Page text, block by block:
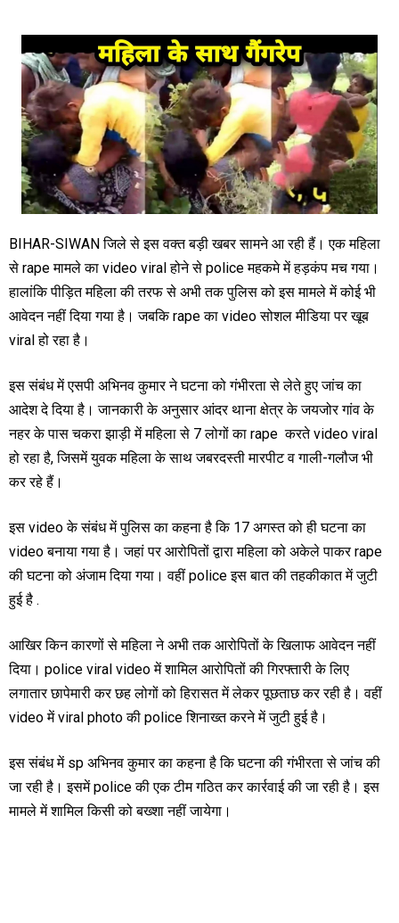
BIHAR-SIWAN जिले से इस वक्त बड़ी खबर सामने आ रही हैं। एक महिला
से rape मामले का video viral होने से police महकमे में हड़कंप मच गया।
हालांकि पीड़ित महिला की तरफ से अभी तक पुलिस को इस मामले में कोई भी
आवेदन नहीं दिया गया है। जबकि rape का video सोशल मीडिया पर खूब
viral हो रहा है।
इस संबंध में एसपी अभिनव कुमार ने घटना को गंभीरता से लेते हुए जांच का
आदेश दे दिया है। जानकारी के अनुसार आंदर थाना क्षेत्र के जयजोर गांव के
नहर के पास चकरा झाड़ी में महिला से 7 लोगों का rape करते video viral
हो रहा है, जिसमें युवक महिला के साथ जबरदस्ती मारपीट व गाली-गलौज भी
कर रहे हैं।
इस video के संबंध में पुलिस का कहना है कि 17 अगस्त को ही घटना का
video बनाया गया है। जहां पर आरोपितों द्वारा महिला को अकेले पाकर rape
की घटना को अंजाम दिया गया। वहीं police इस बात की तहकीकात में जुटी
हुई है .
आखिर किन कारणों से महिला ने अभी तक आरोपितों के खिलाफ आवेदन नहीं
दिया। police viral video में शामिल आरोपितों की गिरफ्तारी के लिए
लगातार छापेमारी कर छह लोगों को हिरासत में लेकर पूछताछ कर रही है। वहीं
video में viral photo की police शिनाख्त करने में जुटी हुई है।
इस संबंध में sp अभिनव कुमार का कहना है कि घटना की गंभीरता से जांच की
जा रही है। इसमें police की एक टीम गठित कर कार्रवाई की जा रही है। इस
मामले में शामिल किसी को बख्शा नहीं जायेगा।